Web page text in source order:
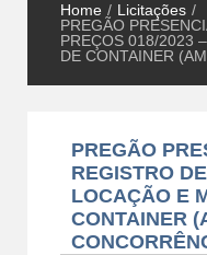
Home / Licitações /
PREGÃO
PREÇOS 018/2023
DE CONTAINER
PREGÃO
REGISTRO
LOCAÇÃO E
CONTAINER